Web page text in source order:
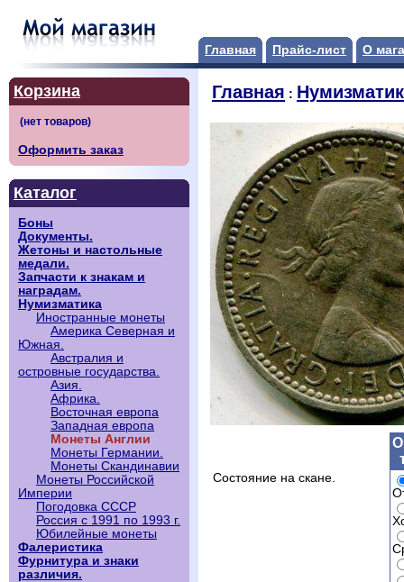
Главная Прайс-лист О
Корзина
Оформить заказ
Каталог
Боны
Документы.
Жетоны и настольные
медали.
Запчасти к знакам и
наградам.
Нумизматика
Иностранные монеты
Америка Северная и
Южная.
Австралия и
островные государства.
Азия.
Африка.
Восточная европа
Западная европа
Монеты Англии
Монеты Германии.
Монеты Скандинавии
Монеты Российской
Империи
Погодовка СССР
Россия с 1991 по 1993 г.
Юбилейные монеты
Фалеристика
Фурнитура и знаки
различия.
Главная :
Состояние на скане.